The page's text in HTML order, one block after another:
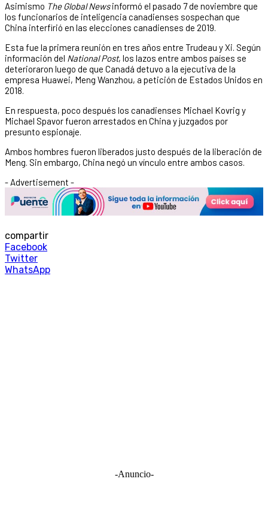
Asimismo The Global Newsinformó el pasado 7 de noviembre que
los funcionarios de inteligencia canadienses sospechan que
China interfirió en las elecciones canadienses de 2019.
Esta fue la primera reunión en tres años entre Trudeau y Xi. Según
información del National Post, los lazos entre ambos países se
deterioraron luego de que Canadá detuvo a la ejecutiva de la
empresa Huawei, Meng Wanzhou, a petición de Estados Unidos en
2018.
En respuesta, poco después los canadienses Michael Kovrig y
Michael Spavor fueron arrestados en China y juzgados por
presunto espionaje.
Ambos hombres fueron liberados justo después de la liberación de
Meng. Sin embargo, China negó un vínculo entre ambos casos.
- Advertisement -
compartir
Facebook
Twitter
WhatsApp
-Anuncio-